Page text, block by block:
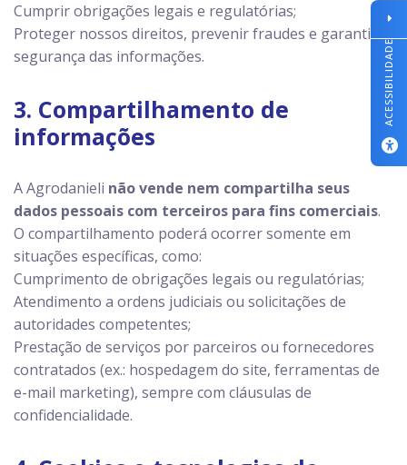
Cumprir obrigações legais e regulatórias;
Proteger nossos direitos, prevenir fraudes e garantir a
segurança das informações.
3. Compartilhamento de
informações
A Agrodanieli não vende nem compartilha seus
dados pessoais com terceiros para fins comerciais.
O compartilhamento poderá ocorrer somente em
situações específicas, como:
Cumprimento de obrigações legais ou regulatórias;
Atendimento a ordens judiciais ou solicitações de
autoridades competentes;
Prestação de serviços por parceiros ou fornecedores
contratados (ex.: hospedagem do site, ferramentas de
e-mail marketing), sempre com cláusulas de
confidencialidade.
ACESSIBILIDADE